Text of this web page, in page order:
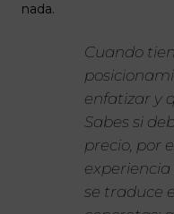
nada.
Cuando
enfatizar y
Sabes si
precio, por
experiencia
se traduce